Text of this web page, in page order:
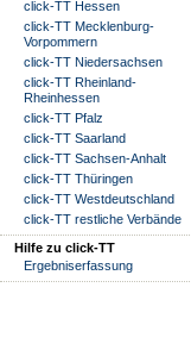
click-TT Hessen
click-TT Mecklenburg-
Vorpommern
click-TT Niedersachsen
click-TT Rheinland-
Rheinhessen
click-TT Pfalz
click-TT Saarland
click-TT Sachsen-Anhalt
click-TT Thüringen
click-TT Westdeutschland
click-TT restliche Verbände
Hilfe zu click-TT
Ergebniserfassung